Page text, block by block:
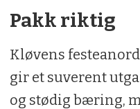
(Albuespissen er
leddet på
størrelser i AA
ca. 57 cm, XS: ca.
Pakk riktig
Kløvens
gir et suverent
og stødig bæring,